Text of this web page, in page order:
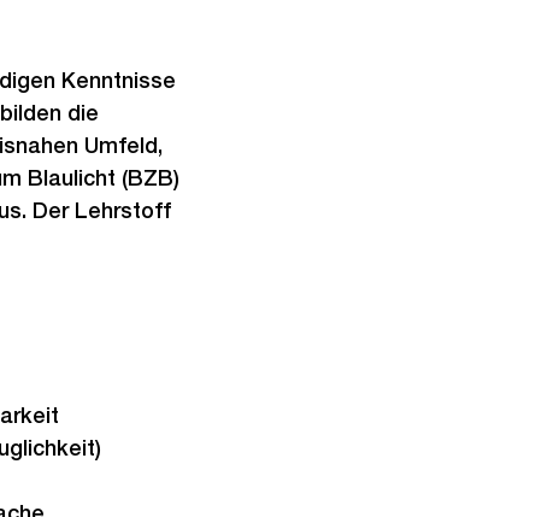
Kenntnisse
die
Umfeld,
Blaulicht (BZB)
Der Lehrstoff